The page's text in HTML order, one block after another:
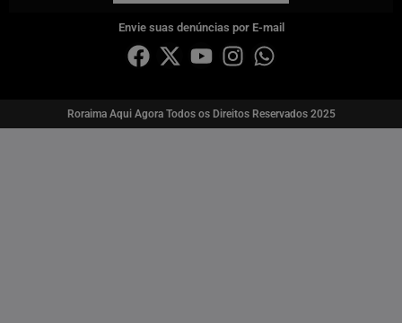
Envie suas denúncias por E-mail
Roraima Aqui Agora Todos os Direitos Reservados 2025